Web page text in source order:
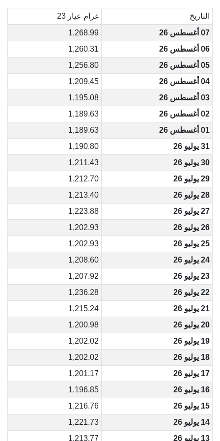
التاريخ
غرام عيار 23
07 أغسطس 26
1,268.99
06 أغسطس 26
1,260.31
05 أغسطس 26
1,256.80
04 أغسطس 26
1,209.45
03 أغسطس 26
1,195.08
02 أغسطس 26
1,189.63
01 أغسطس 26
1,189.63
31 يوليو 26
1,190.80
30 يوليو 26
1,211.43
29 يوليو 26
1,212.70
28 يوليو 26
1,213.40
27 يوليو 26
1,223.88
26 يوليو 26
1,202.93
25 يوليو 26
1,202.93
24 يوليو 26
1,208.60
23 يوليو 26
1,207.92
22 يوليو 26
1,236.28
21 يوليو 26
1,215.24
20 يوليو 26
1,200.98
19 يوليو 26
1,202.02
18 يوليو 26
1,202.02
17 يوليو 26
1,201.17
16 يوليو 26
1,196.85
15 يوليو 26
1,216.76
14 يوليو 26
1,221.73
13 يوليو 26
1,213.77